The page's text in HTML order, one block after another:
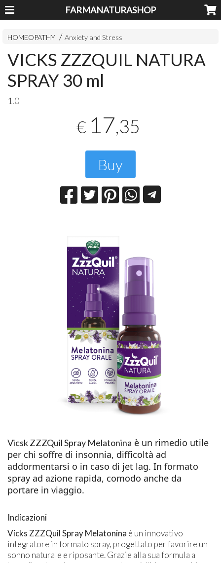
FARMANATURASHOP
HOMEOPATHY Anxiety and Stress
VICKS ZZZQUIL NATURA
SPRAY 30 ml
1.0
€ 17,35
Buy
Vicsk ZZZQuil Spray Melatonina è un rimedio utile
per chi soffre di insonnia, difficoltà ad
addormentarsi o in caso di jet lag. In formato
spray ad azione rapida, comodo anche da
portare in viaggio.
Indicazioni
Vicks ZZZQuil Spray Melatonina è un innovativo
integratore in formato spray, progettato per favorire un
sonno naturale e riposante. Grazie alla sua formula a